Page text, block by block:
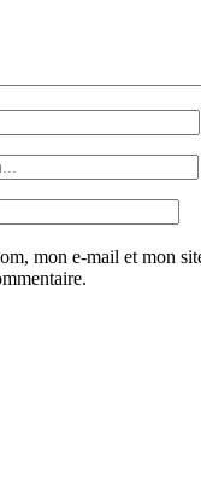
mon e-mail et mon